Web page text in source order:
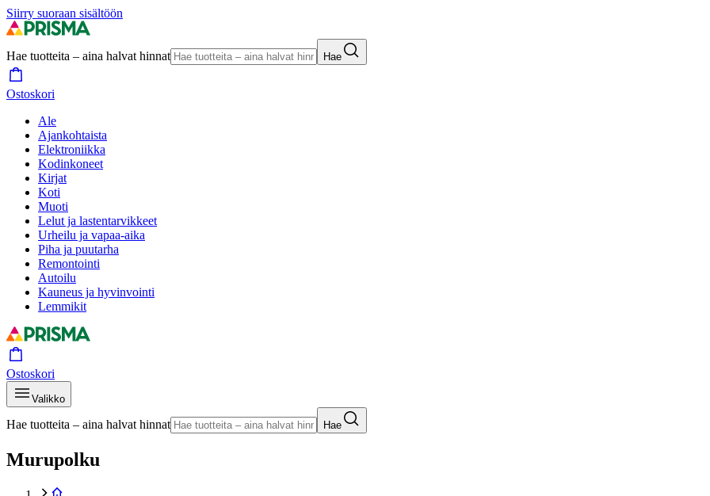
Siirry suoraan sisältöön
Hae tuotteita – aina halvat hinnat Hae
Ostoskori
Ale
Ajankohtaista
Elektroniikka
Kodinkoneet
Kirjat
Koti
Muoti
Lelut ja lastentarvikkeet
Urheilu ja vapaa-aika
Piha ja puutarha
Remontointi
Autoilu
Kauneus ja hyvinvointi
Lemmikit
Ostoskori
Valikko
Hae tuotteita – aina halvat hinnat Hae
Murupolku